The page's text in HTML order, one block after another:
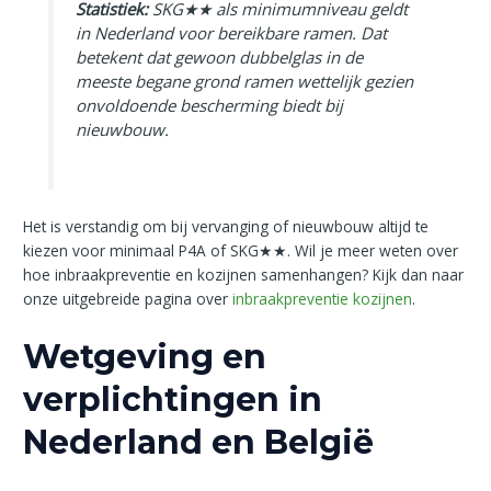
Statistiek:SKG★★ als minimumniveau geldt
in Nederland voor bereikbare ramen. Dat
betekent dat gewoon dubbelglas in de
meeste begane grond ramen wettelijk gezien
onvoldoende bescherming biedt bij
nieuwbouw.
Het is verstandig om bij vervanging of nieuwbouw altijd te
kiezen voor minimaal P4A of SKG★★. Wil je meer weten over
hoe inbraakpreventie en kozijnen samenhangen? Kijk dan naar
onze uitgebreide pagina overinbraakpreventie kozijnen.
Wetgeving en
verplichtingen in
Nederland en België